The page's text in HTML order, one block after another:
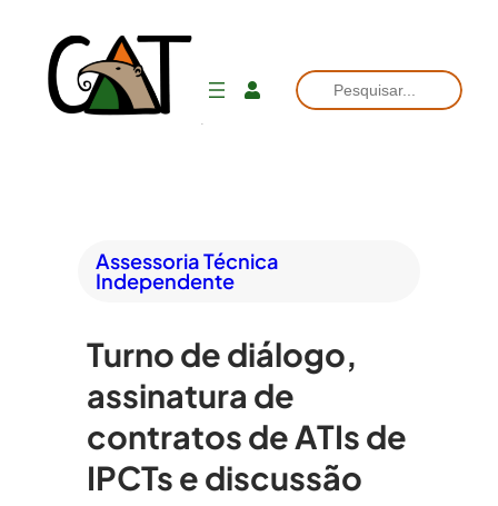
Pesquisar
Assessoria Técnica
Independente
Turno de diálogo,
assinatura de
contratos de ATIs de
IPCTs e discussão